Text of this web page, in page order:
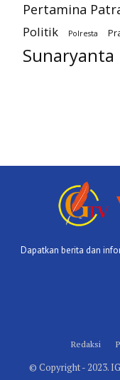
Pertamina
Politik
Polresta
Sunaryanta
Dapatkan berita dan
Redaksi
© Copyright - 2023.